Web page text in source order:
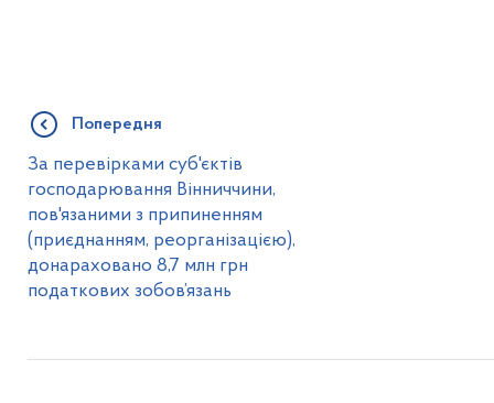
Попередня
За перевірками суб'єктів
господарювання Вінниччини,
пов'язаними з припиненням
(приєднанням, реорганізацією),
донараховано 8,7 млн грн
податкових зобов’язань